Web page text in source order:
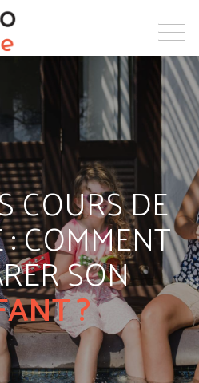
COURS DE
COMMENT
SON
?